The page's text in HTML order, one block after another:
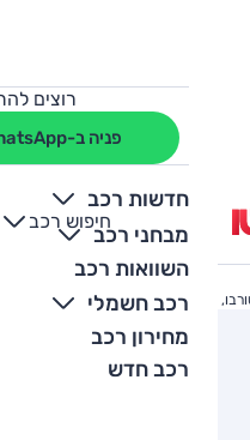
רוצים
פניה ב-WhatsApp
חדשות רכב
מבחני רכב
השוואות רכב
רכב חשמלי
מחירון רכב
רכב חדש
חיפוש רכב
+
-